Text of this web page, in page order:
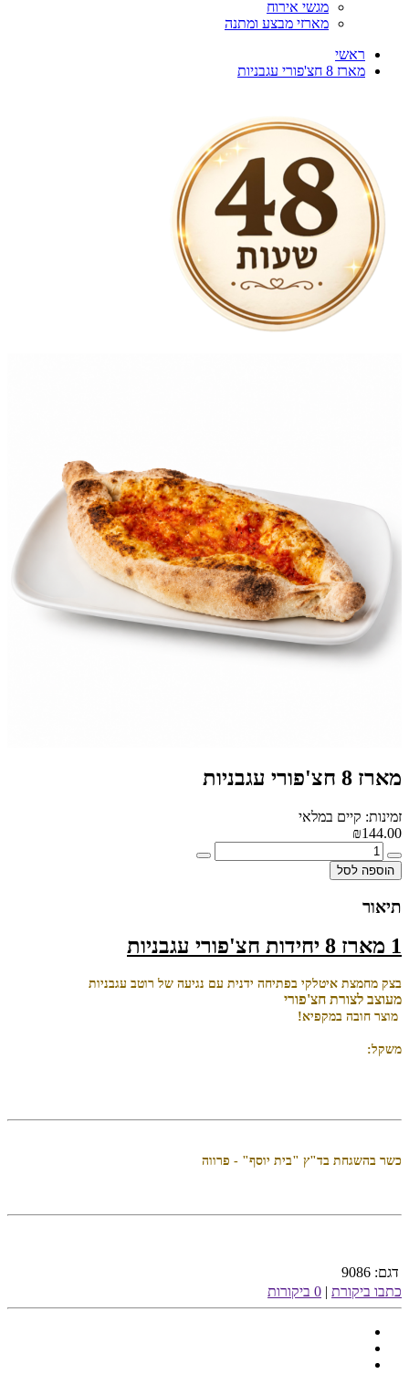
מגשי אירוח
מארזי מבצע ומתנה
ראשי
מארז 8 חצ'פורי עגבניות
מארז 8 חצ'פורי עגבניות
זמינות: קיים במלאי
₪144.00
הוספה לסל
תיאור
1 מארז 8 יחידות חצ'פורי עגבניות
בצק מחמצת איטלקי בפתיחה ידנית עם נגיעה של רוטב עגבניות
מעוצב לצורת חצ'פורי
מוצר חובה במקפיא!
משקל:
כשר בהשגחת בד"ץ "בית יוסף" - פרווה
דגם: 9086
כתבו ביקורת | 0 ביקורות